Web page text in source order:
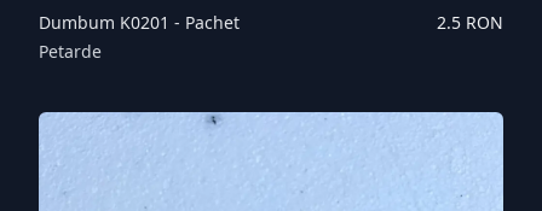
Dumbum K0201 - Pachet
Petarde
2.5 RON